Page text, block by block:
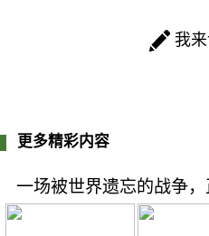
我
更多精彩内容
一场被世界遗忘的战争